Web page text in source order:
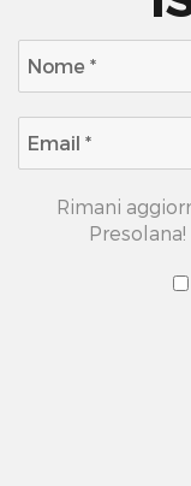
Rimani
Presolana!